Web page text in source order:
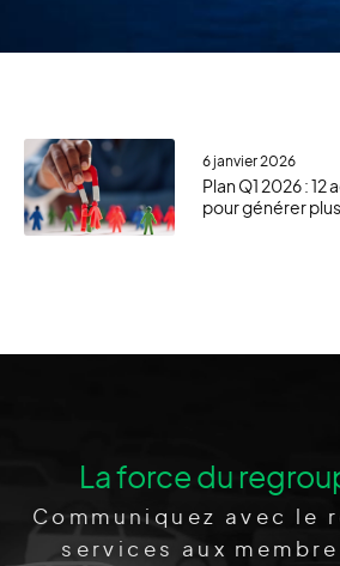
6 janvier 2026
Plan Q1 2026 :
pour générer
La force du
Communiquez avec le
services aux